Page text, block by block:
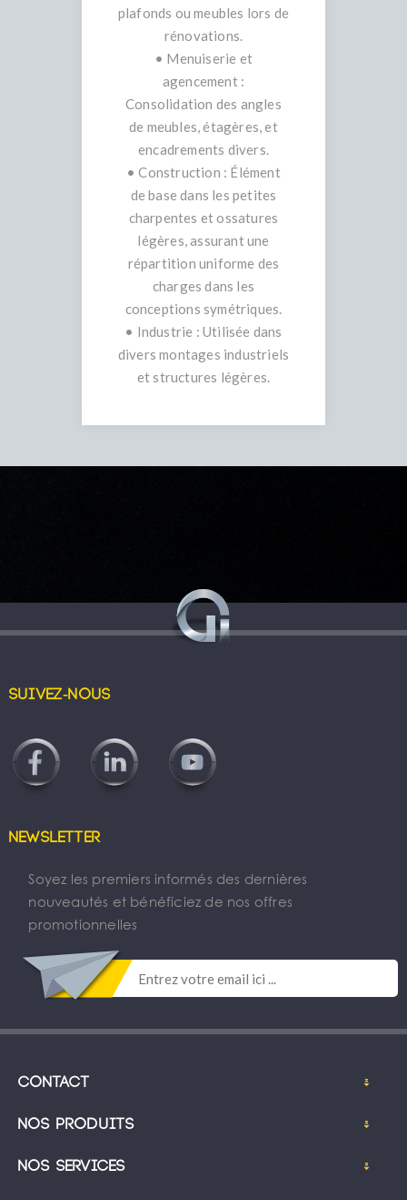
plafonds ou meubles lors de
rénovations.
• Menuiserie et
agencement :
Consolidation des angles
de meubles, étagères, et
encadrements divers.
• Construction : Élément
de base dans les petites
charpentes et ossatures
légères, assurant une
répartition uniforme des
charges dans les
conceptions symétriques.
• Industrie : Utilisée dans
divers montages industriels
et structures légères.
Suivez-nous
Newsletter
Soyez les premiers informés des dernières
nouveautés et bénéficiez de nos offres
promotionnelles
Contact
Nos produits
Nos services